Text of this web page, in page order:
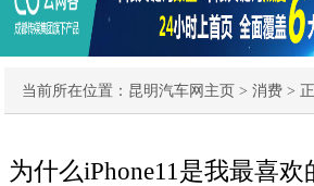
当前所在位置： 昆明汽车网主页 >消费 >
为什么iPhone11是我最喜